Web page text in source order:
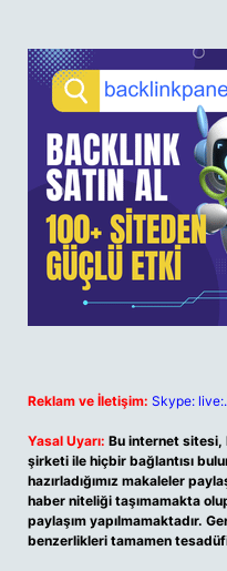
Reklam ve İletişim: Skype:
Yasal Uyarı: Bu internet sitesi,
şirketi ile hiçbir bağlantısı
hazırladığımız makaleler
haber niteliği taşımamakta
paylaşım yapılmamaktadır.
benzerlikleri tamamen